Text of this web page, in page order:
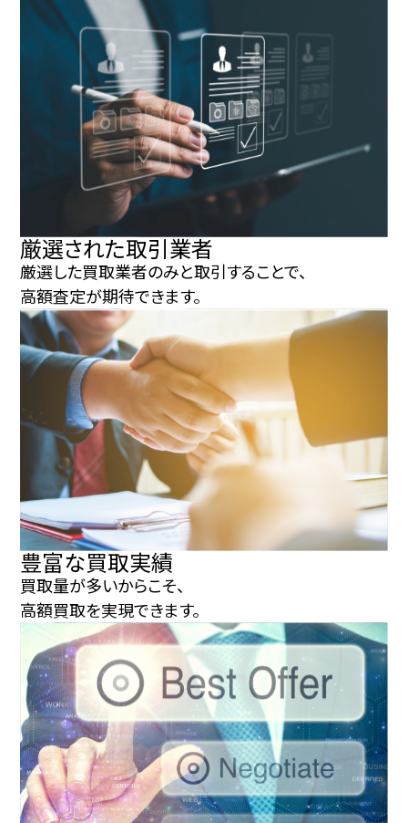
厳選された取引業者
厳選した買取業者のみと取引することで、
高額査定が期待できます。
豊富な買取実績
買取量が多いからこそ、
高額買取を実現できます。